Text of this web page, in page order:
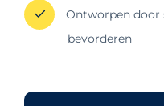
Ontworpen door
bevorderen